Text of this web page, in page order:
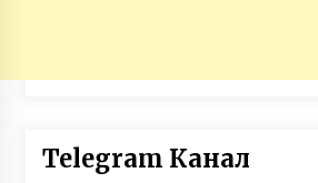
Telegram Канал